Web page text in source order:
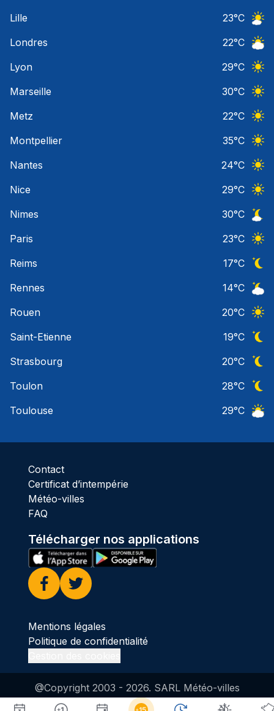
Lille
23°C
Londres
22°C
Lyon
29°C
Marseille
30°C
Metz
22°C
Montpellier
35°C
Nantes
24°C
Nice
29°C
Nimes
30°C
Paris
23°C
Reims
17°C
Rennes
14°C
Rouen
20°C
Saint-Etienne
19°C
Strasbourg
20°C
Toulon
28°C
Toulouse
29°C
Contact
Certificat d’intempérie
Météo-villes
FAQ
Télécharger nos applications
Facebook
Twitter
Mentions légales
Politique de confidentialité
@Copyright 2003 - 2026. SARL Météo-villes
Guillaume Séchet, météorologiste, créateur du